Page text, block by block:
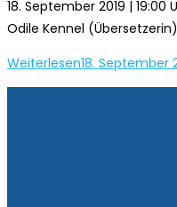
18. September 2019 |
Odile Kennel
Weiterlesen18. September